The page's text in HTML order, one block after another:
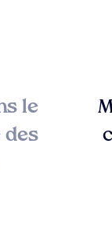
le
des